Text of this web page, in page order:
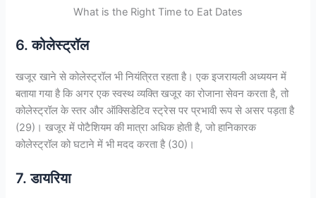
What is the Right Time to Eat Dates
6. कोलेस्ट्रॉल
खजूर खाने से कोलेस्ट्रॉल भी नियंत्रित रहता है। एक इजरायली अध्ययन में
बताया गया है कि अगर एक स्वस्थ व्यक्ति खजूर का रोजाना सेवन करता है, तो
कोलेस्ट्रॉल के स्तर और ऑक्सिडेटिव स्ट्रेस पर प्रभावी रूप से असर पड़ता है
(29)। खजूर में पोटैशियम की मात्रा अधिक होती है, जो हानिकारक
कोलेस्ट्रॉल को घटाने में भी मदद करता है (30)।
7. डायरिया